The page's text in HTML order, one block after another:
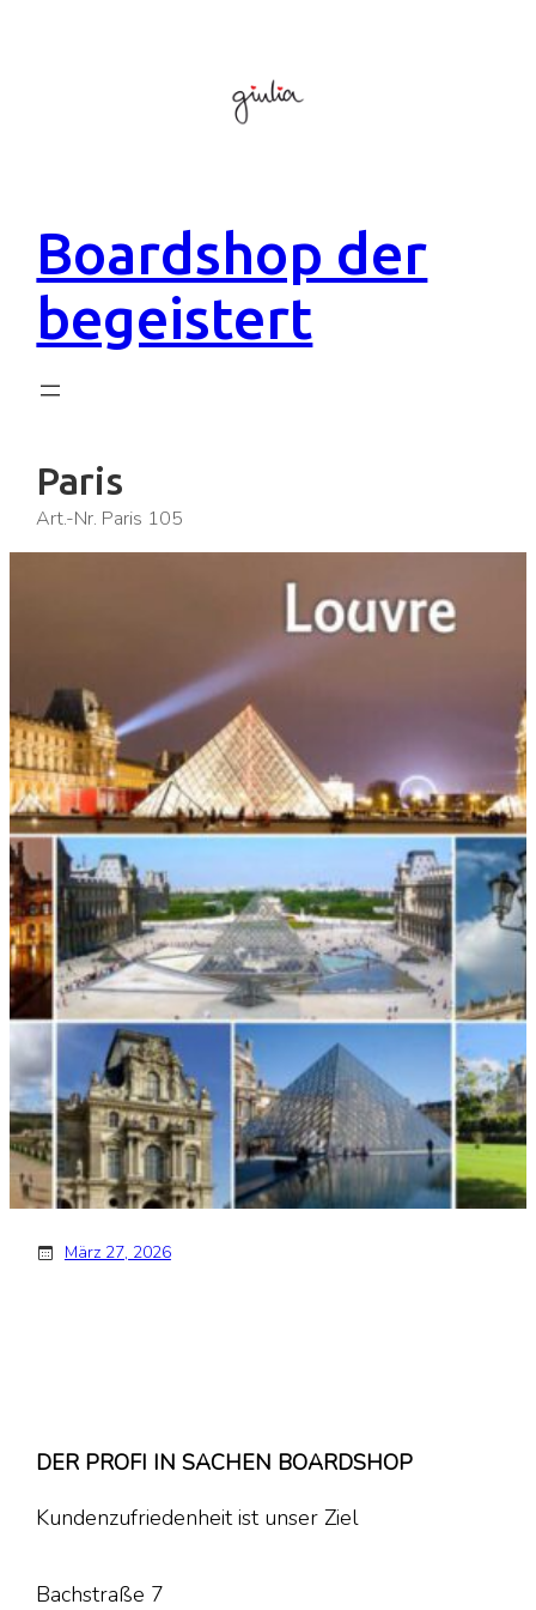
Boardshop der
begeistert
Paris
Art.-Nr. Paris 105
März 27, 2026
DER PROFI IN SACHEN BOARDSHOP
Kundenzufriedenheit ist unser Ziel
Bachstraße 7